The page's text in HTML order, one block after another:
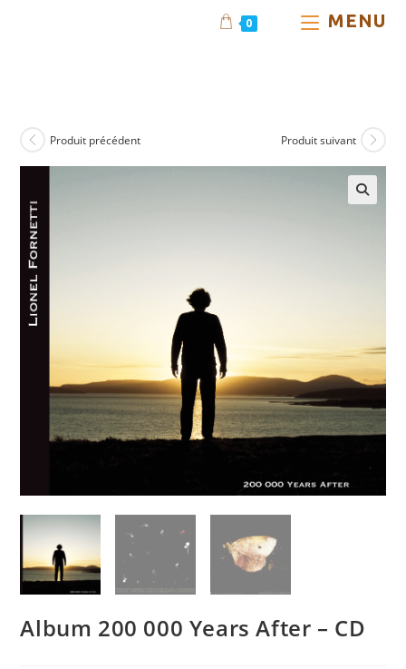
0 MENU
Produit précédent Produit suivant
Album 200 000 Years After – CD